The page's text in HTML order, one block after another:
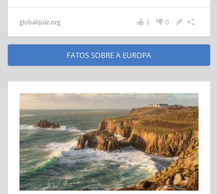
globalquiz.org 0
3
FATOS SOBRE A EUROPA